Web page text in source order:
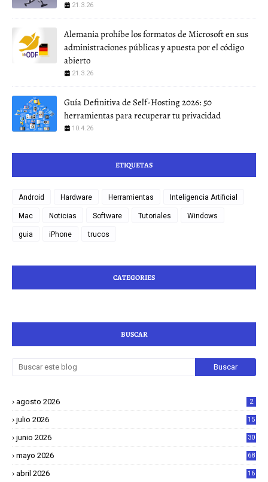
21.3.26
Alemania prohíbe los formatos de Microsoft en sus
administraciones públicas y apuesta por el código
abierto
21.3.26
Guía Definitiva de Self-Hosting 2026: 50
herramientas para recuperar tu privacidad
10.4.26
ETIQUETAS
Android Hardware Herramientas Inteligencia Artificial
Mac Noticias Software Tutoriales Windows
guia iPhone trucos
CATEGORIES
BUSCAR
agosto 2026 2
julio 2026 15
junio 2026 30
mayo 2026 68
abril 2026
16